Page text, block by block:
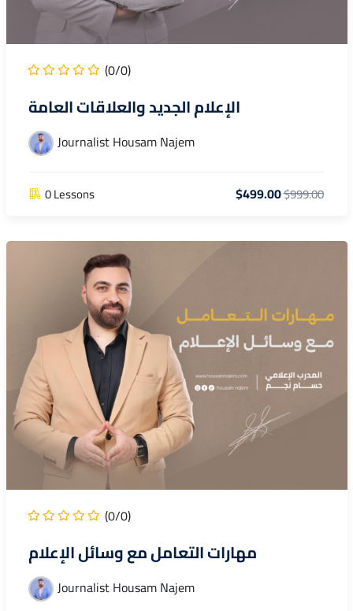
(0/0)
الإعلام الجديد والعلاقات العامة
Journalist Housam Najem
0 Lessons $499.00$999.00
(0/0)
مهارات التعامل مع وسائل الإعلام
Journalist Housam Najem